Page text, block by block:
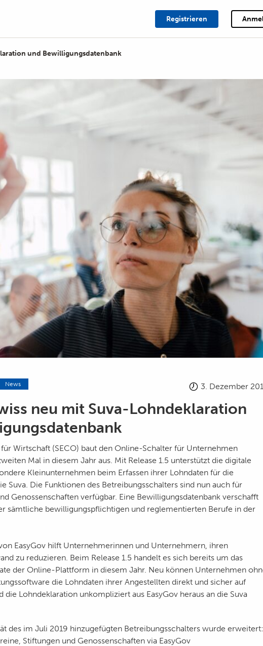
Registrieren
und Bewilligungsdatenbank
News 3. Dezember
neu mit Suva-Lohndeklaration
für Wirtschaft (SECO) baut den Online-Schalter für Unternehmen
Mal in diesem Jahr aus. Mit Release 1.5 unterstützt die digitale
Kleinunternehmen beim Erfassen ihrer Lohndaten für die
Suva. Die Funktionen des Betreibungsschalters sind nun auch für
Genossenschaften verfügbar. Eine Bewilligungsdatenbank verschafft
sämtliche bewilligungspflichtigen und reglementierten Berufe in der
EasyGov hilft Unternehmerinnen und Unternehmern, ihren
zu reduzieren. Beim Release 1.5 handelt es sich bereits um das
der Online-Plattform in diesem Jahr. Neu können Unternehmen
die Lohndaten ihrer Angestellten direkt und sicher auf
die Lohndeklaration unkompliziert aus EasyGov heraus an die Suva
des im Juli 2019 hinzugefügten Betreibungsschalters wurde erweitert:
Stiftungen und Genossenschaften via EasyGov